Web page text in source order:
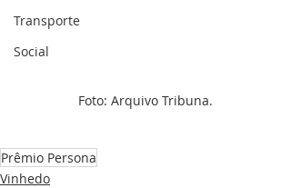
Transporte
Social
Foto: Arquivo Tribuna.
Prêmio Persona
Vinhedo